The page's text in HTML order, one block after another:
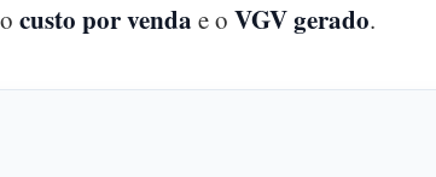
custo por venda e o VGV gerado.